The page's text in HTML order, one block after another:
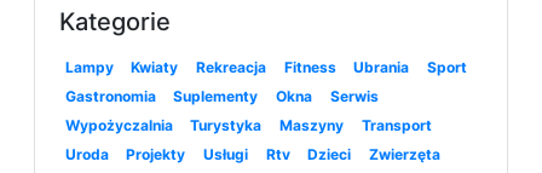
Kategorie
Lampy Kwiaty Rekreacja Fitness Ubrania
Sport
Gastronomia
Suplementy Okna
Serwis
Wypożyczalnia
Turystyka Maszyny
Transport
Uroda
Projekty Usługi Rtv Dzieci
Zwierzęta